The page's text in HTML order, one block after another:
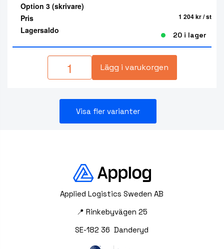
Option 3 (skrivare)
Pris
1 204 kr/ st
Lagersaldo 20 i lager
Lägg i varukorgen
Visa fler varianter
Applied Logistics Sweden AB
📍 Rinkebyvägen 25
SE-182 36 Danderyd